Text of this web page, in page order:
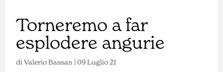
Torneremo a far
esplodere angurie
diValerio Bassan |09 Luglio 21